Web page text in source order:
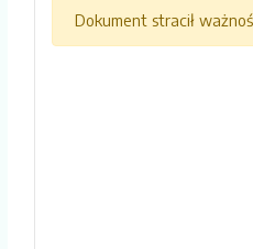
Dokument stracił